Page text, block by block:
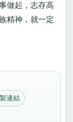
做起，志存高
精神，就一定
連結